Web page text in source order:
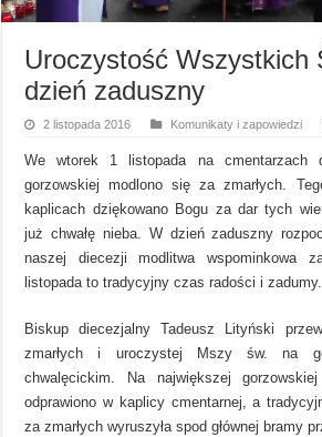
Uroczystość Wszystkich
dzień zaduszny
2 listopada 2016 Komunikaty i zapowiedzi
We wtorek 1 listopada na cmentarzach
gorzowskiej modlono się za zmarłych.
kaplicach dziękowano Bogu za dar tych
już chwałę nieba. W dzień zaduszny
naszej diecezji modlitwa wspominkowa
listopada to tradycyjny czas radości i zadumy.
Biskup diecezjalny Tadeusz Lityński
zmarłych i uroczystej Mszy św. na
chwalęcickim. Na największej
odprawiono w kaplicy cmentarnej, a
za zmarłych wyruszyła spod głównej bramy